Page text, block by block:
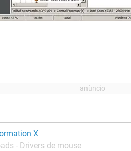
X
- Drivers de mouse